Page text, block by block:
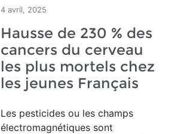
4 avril, 2025
Hausse de 230 % des
cancers du cerveau
les plus mortels chez
les jeunes Français
Les pesticides ou les champs
électromagnétiques sont